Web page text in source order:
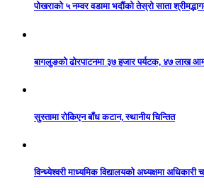
पोखराको ५ नम्वर वडामा भदौंको तेस्रो साता
बागलुङको ढोरपाटनमा ३७ हजार पर्यटक, ४७ लाख
सुस्तामा रोकिएन बाँध कटान, स्थानीय चिन्तित
विन्ध्येश्वरी माध्यमिक विद्यालयको अध्यक्षमा अधिकारी